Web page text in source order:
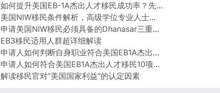
○ 如何提升美国EB-1A杰出人才移民成功率？先攻克面试关！
○ 美国NIW移民条件解析，高级学位专业人士如何认定？
○ 申请美国NIW移民必须具备的Dhanasar三重标准
移民适用人群超详细解读
○ 申请人如何判断自身职业符合美国EB1A杰出人才移民？
○ 申请人如何符合美国EB1A杰出人才移民10项核心标准（下）？
读移民官对“美国国家利益”的认定因素